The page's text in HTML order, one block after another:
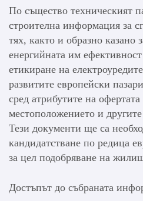
По същество техническият
строителна информация за
тях, както и образно казано
енергийната им
етикиране на
развитите европейски
сред атрибутите на офертата
местоположението и
Тези документи ще са
кандидатстване по редица
за цел подобряване на
Достъпът до събраната